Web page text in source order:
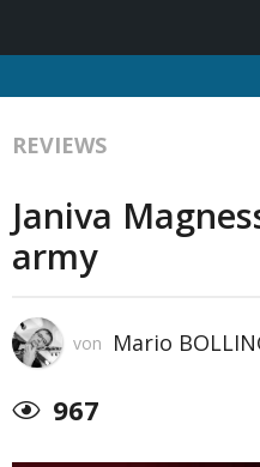
REVIEWS
Janiva
army
von Mario
967